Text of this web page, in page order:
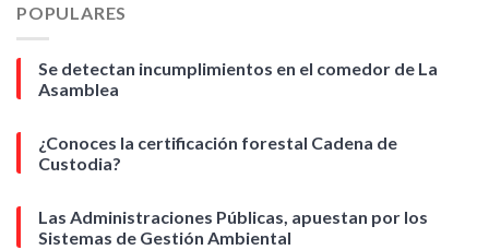
POPULARES
Se detectan incumplimientos en el comedor de La
Asamblea
¿Conoces la certificación forestal Cadena de
Custodia?
Las Administraciones Públicas, apuestan por los
Sistemas de Gestión Ambiental